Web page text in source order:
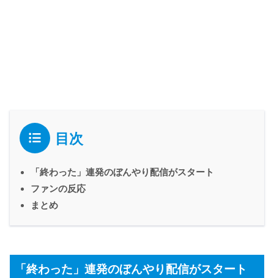
目次
「終わった」連発のぼんやり配信がスタート
ファンの反応
まとめ
「終わった」連発のぼんやり配信がスタート